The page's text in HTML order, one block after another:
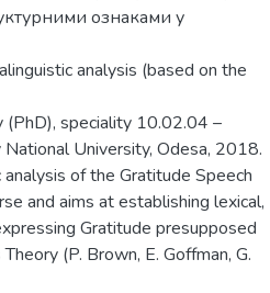
ознаками у
analysis (based on the
(PhD), speciality 10.02.04 –
National University, Odesa, 2018.
of the Gratitude Speech
and aims at establishing lexical,
Gratitude presupposed
(P. Brown, E. Goffman, G.